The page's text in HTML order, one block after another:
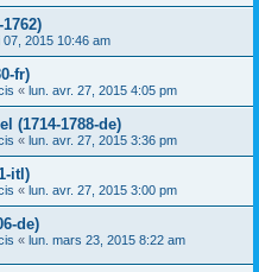
07, 2015 10:46 am
fr)
« lun. avr. 27, 2015 4:05 pm
(1714-1788-de)
« lun. avr. 27, 2015 3:36 pm
itl)
« lun. avr. 27, 2015 3:00 pm
de)
« lun. mars 23, 2015 8:22 am